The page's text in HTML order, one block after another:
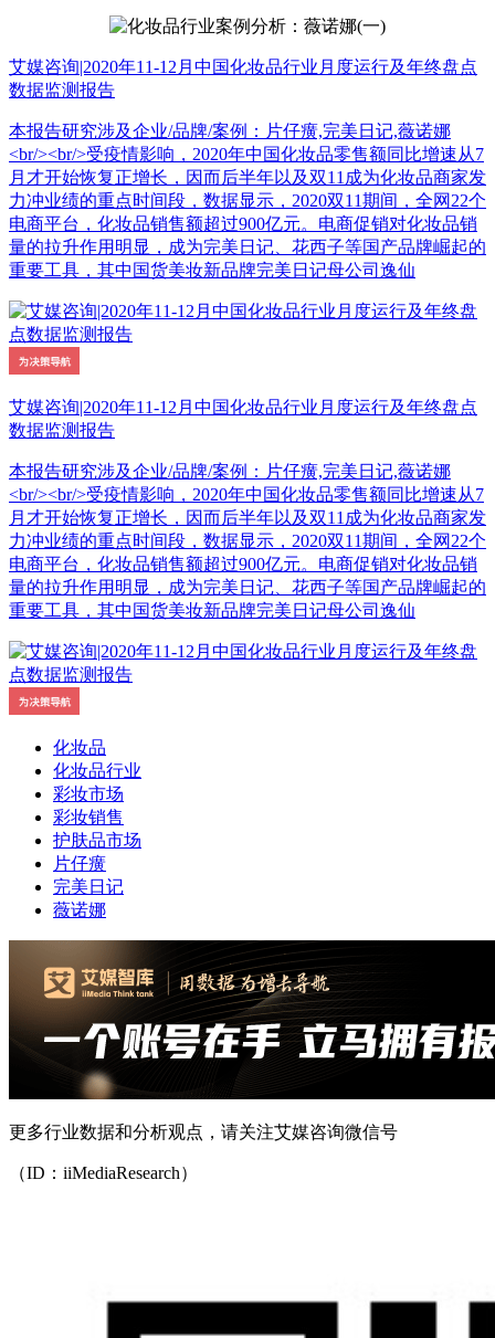
艾媒咨询|2020年11-12月中国化妆品行业月度运行及年终盘点
数据监测报告
本报告研究涉及企业/品牌/案例：片仔癀,完美日记,薇诺娜
<br/><br/>受疫情影响，2020年中国化妆品零售额同比增速从7
月才开始恢复正增长，因而后半年以及双11成为化妆品商家发
力冲业绩的重点时间段，数据显示，2020双11期间，全网22个
电商平台，化妆品销售额超过900亿元。电商促销对化妆品销
量的拉升作用明显，成为完美日记、花西子等国产品牌崛起的
重要工具，其中国货美妆新品牌完美日记母公司逸仙
艾媒咨询|2020年11-12月中国化妆品行业月度运行及年终盘点
数据监测报告
本报告研究涉及企业/品牌/案例：片仔癀,完美日记,薇诺娜
<br/><br/>受疫情影响，2020年中国化妆品零售额同比增速从7
月才开始恢复正增长，因而后半年以及双11成为化妆品商家发
力冲业绩的重点时间段，数据显示，2020双11期间，全网22个
电商平台，化妆品销售额超过900亿元。电商促销对化妆品销
量的拉升作用明显，成为完美日记、花西子等国产品牌崛起的
重要工具，其中国货美妆新品牌完美日记母公司逸仙
化妆品
化妆品行业
彩妆市场
彩妆销售
护肤品市场
片仔癀
完美日记
薇诺娜
更多行业数据和分析观点，请关注艾媒咨询微信号
（ID：iiMediaResearch）